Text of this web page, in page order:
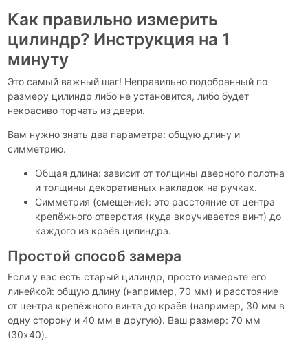
Как правильно измерить
цилиндр? Инструкция на 1
минуту
Это самый важный шаг! Неправильно подобранный по
размеру цилиндр либо не установится, либо будет
некрасиво торчать из двери.
Вам нужно знать два параметра: общую длину и
симметрию.
Общая длина: зависит от толщины дверного полотна
и толщины декоративных накладок на ручках.
Симметрия (смещение): это расстояние от центра
крепёжного отверстия (куда вкручивается винт) до
каждого из краёв цилиндра.
Простой способ замера
Если у вас есть старый цилиндр, просто измерьте его
линейкой: общую длину (например, 70 мм) и расстояние
от центра крепёжного винта до краёв (например, 30 мм в
одну сторону и 40 мм в другую). Ваш размер: 70 мм
(30x40).